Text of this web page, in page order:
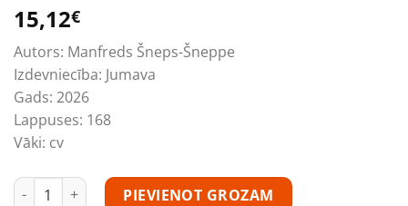
15,12€
Autors: Manfreds Šneps-Šneppe
Izdevniecība: Jumava
Gads: 2026
Lappuses: 168
Vāki: cv
Manfreds Šneps-Šneppe "Kurland: hercoga Jēkaba
PIEVIENOT GROZAM